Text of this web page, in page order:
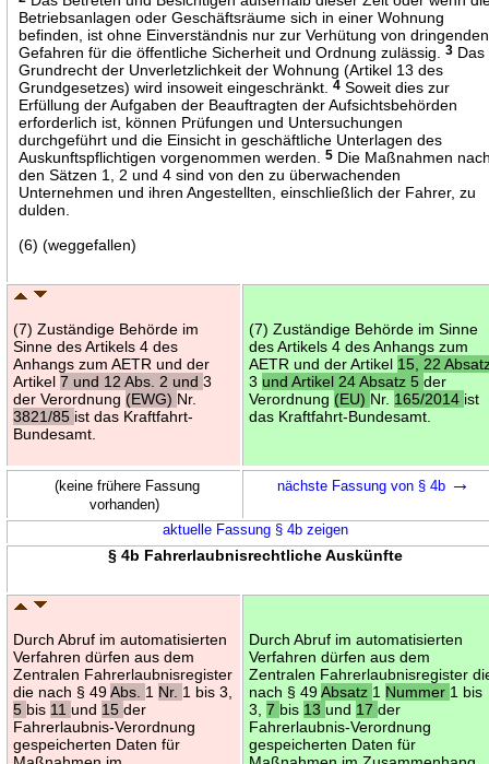
Betriebsanlagen oder Geschäftsräume sich in einer Wohnung
befinden, ist ohne Einverständnis nur zur Verhütung von dringenden
Gefahren für die öffentliche Sicherheit und Ordnung zulässig.3 Das
Grundrecht der Unverletzlichkeit der Wohnung (Artikel 13 des
Grundgesetzes) wird insoweit eingeschränkt.4 Soweit dies zur
Erfüllung der Aufgaben der Beauftragten der Aufsichtsbehörden
erforderlich ist, können Prüfungen und Untersuchungen
durchgeführt und die Einsicht in geschäftliche Unterlagen des
Auskunftspflichtigen vorgenommen werden.5 Die Maßnahmen
den Sätzen 1, 2 und 4 sind von den zu überwachenden
Unternehmen und ihren Angestellten, einschließlich der Fahrer, zu
dulden.
(6) (weggefallen)
(7) Zuständige Behörde im
Sinne des Artikels 4 des
Anhangs zum AETR und der
Artikel7 und 12 Abs. 2 und3
der Verordnung (EWG) Nr.
3821/85 ist das Kraftfahrt-
Bundesamt.
(7) Zuständige Behörde im Sinne
des Artikels 4 des Anhangs zum
AETR und der Artikel 15, 22
3 und Artikel 24 Absatz 5der
Verordnung (EU) Nr. 165/2014 ist
das Kraftfahrt-Bundesamt.
(keine frühere Fassung
vorhanden)
nächste Fassung von § 4b →
aktuelle Fassung § 4b zeigen
§ 4b Fahrerlaubnisrechtliche Auskünfte
Durch Abruf im automatisierten
Verfahren dürfen aus dem
Zentralen Fahrerlaubnisregister
die nach § 49Abs. 1 Nr. 1 bis 3,
5 bis 11und 15der
Fahrerlaubnis-Verordnung
gespeicherten Daten für
Durch Abruf im automatisierten
Verfahren dürfen aus dem
Zentralen Fahrerlaubnisregister
nach § 49Absatz 1 Nummer 1 bis
3,7 bis 13und 17der
Fahrerlaubnis-Verordnung
gespeicherten Daten für